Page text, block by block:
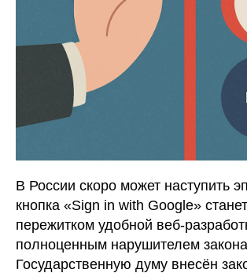
В России скоро может наступить
кнопка «Sign in with Google»
пережитком удобной веб-
полноценным нарушителем
Государственную думу внесён